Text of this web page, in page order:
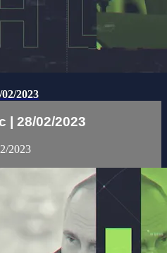
2023
| 28/02/2023
2023